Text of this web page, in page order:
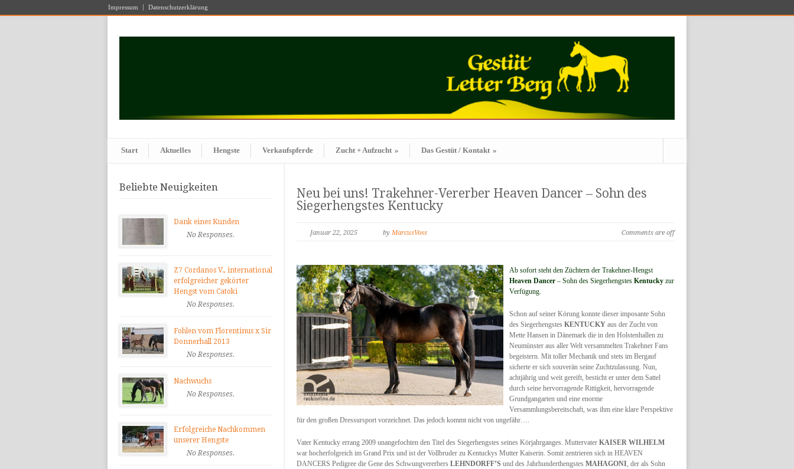
Impressum Datenschutzerklärung
Start Aktuelles Hengste Verkaufspferde Zucht + Aufzucht » Das Gestüt / Kontakt »
Neu bei uns! Trakehner-Vererber Heaven Dancer – Sohn des
Siegerhengstes Kentucky
Januar 22, 2025 by MarcusVoss Comments are off
Ab sofort steht den Züchtern der Trakehner-Hengst
Heaven Dancer – Sohn des Siegerhengstes Kentucky zur
Verfügung.
Schon auf seiner Körung konnte dieser imposante Sohn
des Siegerhengstes KENTUCKY aus der Zucht von
Mette Hansen in Dänemark die in den Holstenhallen zu
Neumünster aus aller Welt versammelten Trakehner Fans
begeistern. Mit toller Mechanik und stets im Bergauf
sicherte er sich souverän seine Zuchtzulassung. Nun,
achtjährig und weit gereift, besticht er unter dem Sattel
durch seine hervorragende Rittigkeit, hervorragende
Grundgangarten und eine enorme
Versammlungsbereitschaft, was ihm eine klare Perspektive
für den großen Dressursport vorzeichnet. Das jedoch kommt nicht von ungefähr….
Vater Kentucky errang 2009 unangefochten den Titel des Siegerhengstes seines Körjahrganges. Muttervater KAISER WILHELM
war hocherfolgreich im Grand Prix und ist der Vollbruder zu Kentuckys Mutter Kaiserin. Somit zentrieren sich in HEAVEN
DANCERS Pedigree die Gene des Schwungvererbers LEHNDORFF’S und des Jahrhunderthengstes MAHAGONI , der als Sohn
Beliebte Neuigkeiten
Dank eines Kunden
No Responses.
Z7 Cordanos V., international
erfolgreicher gekörter
Hengst vom Catoki
No Responses.
Fohlen vom Florentinus x Sir
Donnerhall 2013
No Responses.
Nachwuchs
No Responses.
Erfolgreiche Nachkommen
unserer Hengste
No Responses.